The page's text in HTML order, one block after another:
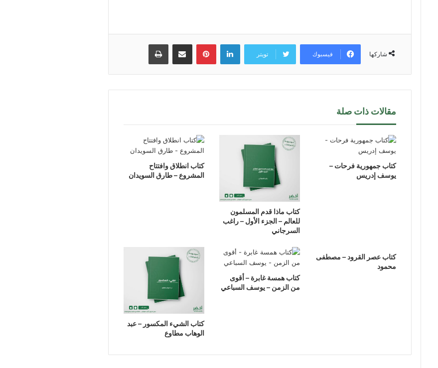
شاركها فيسبوك تويتر
لينكدإن بينتيريستمشاركة عبر البريد طباعة
مقالات ذات صلة
كتاب جمهورية فرحات –
يوسف إدريس
كتاب ماذا قدم المسلمون
للعالم – الجزء الأول – راغب
السرجاني
كتاب انطلاق وافتتاح
المشروع – طارق السويدان
كتاب عصر القرود – مصطفى
محمود
كتاب همسة غابرة – أقوى
من الزمن – يوسف السباعي
كتاب الشيء المكسور – عبد
الوهاب مطاوع